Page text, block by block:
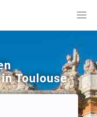
Toulouse